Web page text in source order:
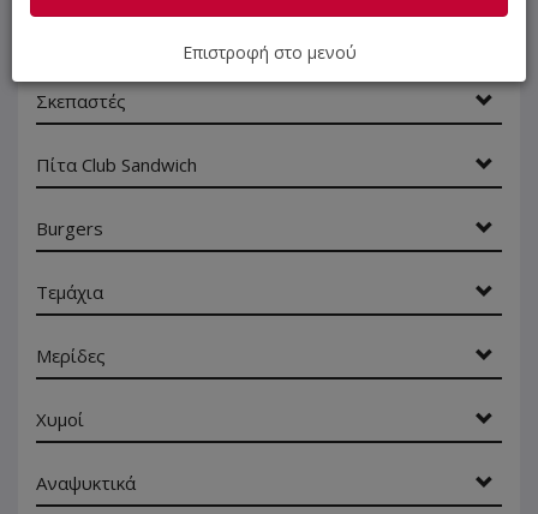
Σκεπαστές
Πίτα Club Sandwich
Burgers
Τεμάχια
Μερίδες
Χυμοί
Αναψυκτικά
Επιστροφή στο μενού